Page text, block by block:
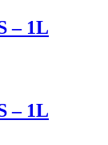
– 1L
– 1L